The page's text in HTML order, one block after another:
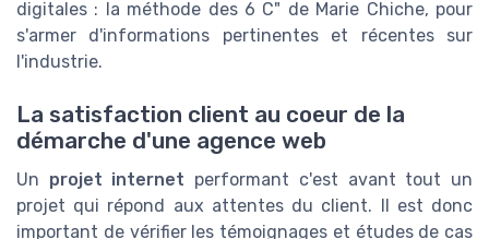
digitales : la méthode des 6 C" de Marie Chiche, pour
s'armer d'informations pertinentes et récentes sur
l'industrie.
La satisfaction client au coeur de la
démarche d'une agence web
Un projet internet performant c'est avant tout un
projet qui répond aux attentes du client. Il est donc
important de vérifier les témoignages et études de cas